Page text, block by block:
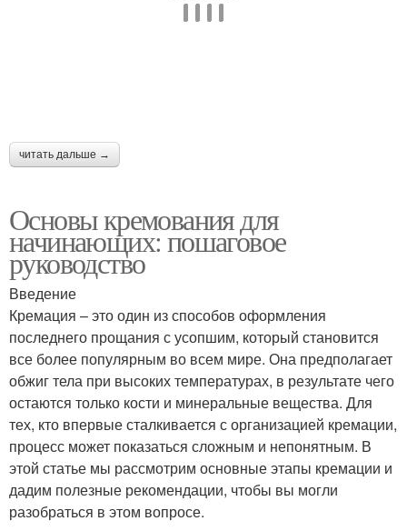
читать дальше →
Основы кремования для
начинающих: пошаговое
руководство
Введение
Кремация – это один из способов оформления
последнего прощания с усопшим, который становится
все более популярным во всем мире. Она предполагает
обжиг тела при высоких температурах, в результате чего
остаются только кости и минеральные вещества. Для
тех, кто впервые сталкивается с организацией кремации,
процесс может показаться сложным и непонятным. В
этой статье мы рассмотрим основные этапы кремации и
дадим полезные рекомендации, чтобы вы могли
разобраться в этом вопросе.